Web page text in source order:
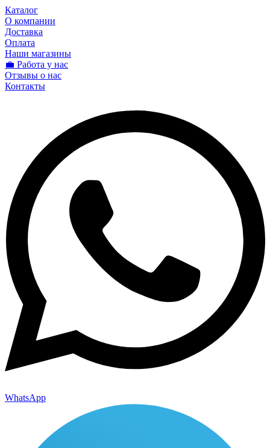
Каталог
О компании
Доставка
Оплата
Наши магазины
💼 Работа у нас
Отзывы о нас
Контакты
WhatsApp